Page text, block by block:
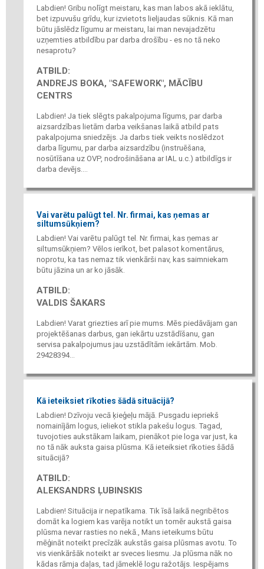
Labdien! Gribu nolīgt meistaru, kas man labos akā ieklātu,
bet izpuvušu grīdu, kur izvietots lieljaudas sūknis. Kā man
būtu jāslēdz līgumu ar meistaru, lai man nevajadzētu
uzņemties atbildību par darba drošību - es no tā neko
nesaprotu?
ATBILD:
ANDREJS BOKA, "SAFEWORK", MĀCĪBU
CENTRS
Labdien! Ja tiek slēgts pakalpojuma līgums, par darba
aizsardzības lietām darba veikšanas laikā atbild pats
pakalpojuma sniedzējs. Ja darbs tiek veikts noslēdzot
darba līgumu, par darba aizsardzību (instruēšana,
nosūtīšana uz OVP, nodrošināšana ar IAL u.c.) atbildīgs ir
darba devējs....
Vai varētu palūgt tel. Nr. firmai, kas ņemas ar
siltumsūkņiem?
Labdien! Vai varētu palūgt tel. Nr. firmai, kas ņemas ar
siltumsūkņiem? Vēlos ierīkot, bet palasot komentārus,
noprotu, ka tas nemaz tik vienkārši nav, kas saimniekam
būtu jāzina un ar ko jāsāk.
ATBILD:
VALDIS ŠAKARS
Labdien! Varat griezties arī pie mums. Mēs piedāvājam gan
projektēšanas darbus, gan iekārtu uzstādīšanu, gan
servisa pakalpojumus jau uzstādītām iekārtām. Mob.
29428394...
Kā ieteiksiet rīkoties šādā situācijā?
Labdien! Dzīvoju vecā ķieģeļu mājā. Pusgadu iepriekš
nomainījām logus, ieliekot stikla pakešu logus. Tagad,
tuvojoties aukstākam laikam, pienākot pie loga var just, ka
no tā nāk auksta gaisa plūsma. Kā ieteiksiet rīkoties šādā
situācijā?
ATBILD:
ALEKSANDRS ĻUBINSKIS
Labdien! Situācija ir nepatīkama. Tik īsā laikā negribētos
domāt ka logiem kas varēja notikt un tomēr aukstā gaisa
plūsma nevar rasties no nekā., Mans ieteikums būtu
mēģināt noteikt precīzāk aukstās gaisa plūsmas avotu. To
vis vienkāršāk noteikt ar sveces liesmu. Ja plūsma nāk no
kādas rāmja daļas, tad jāmeklē logu ražotājs. Iespējams